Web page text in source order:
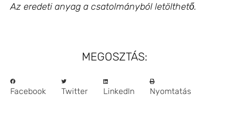
Az eredeti anyag a csatolmányból letölthető.
MEGOSZTÁS:
Facebook Twitter LinkedIn Nyomtatás